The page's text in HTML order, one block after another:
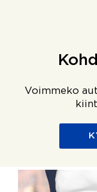
Voimmeko